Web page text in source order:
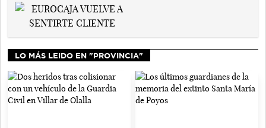
LO MÁS LEIDO EN "PROVINCIA"